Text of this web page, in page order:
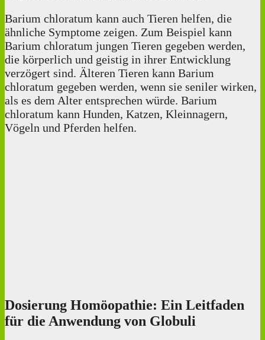
Barium chloratum kann auch Tieren helfen, die
ähnliche Symptome zeigen. Zum Beispiel kann
Barium chloratum jungen Tieren gegeben werden,
die körperlich und geistig in ihrer Entwicklung
verzögert sind. Älteren Tieren kann Barium
chloratum gegeben werden, wenn sie seniler wirken,
als es dem Alter entsprechen würde. Barium
chloratum kann Hunden, Katzen, Kleinnagern,
Vögeln und Pferden helfen.
Dosierung Homöopathie: Ein Leitfaden
für die Anwendung von Globuli